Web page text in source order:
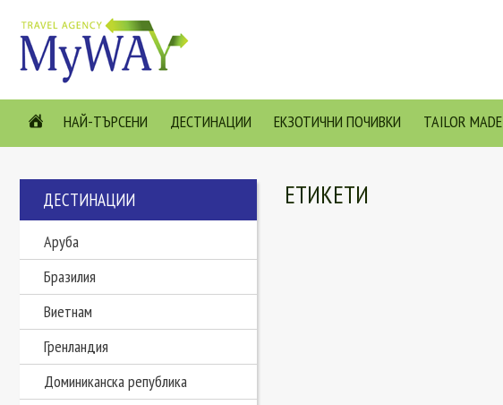
НАЙ-ТЪРСЕНИ ДЕСТИНАЦИИ ЕКЗОТИЧНИ ПОЧИВКИ TAILOR MADE
ДЕСТИНАЦИИ
Аруба
Бразилия
Виетнам
Гренландия
Доминиканска република
ЕТИКЕТИ